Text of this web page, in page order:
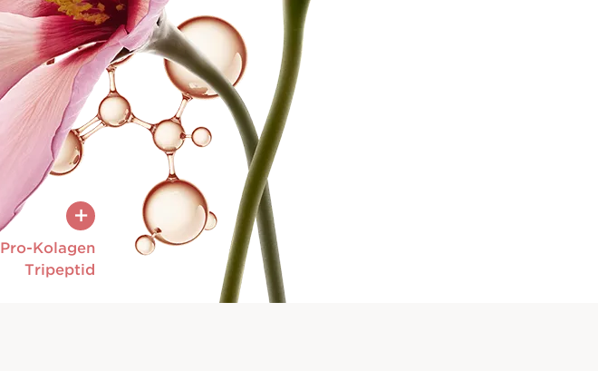
Pro-Kolagen
Tripeptid
+
Das Anti-Ageing-Tripeptid regt die Produktion
von Kollagen und elastischen Fasern an, glättet
Falten und festigt die Haut für ein strafferes
Aussehen.
Hibiscus sabdariffa-Blütensäure, reich an AHA
und natürlicher Pyruvinsäure, exfoliert und regt
die Hauterneuerung an für einen die Haut
perfektionierenden Effekt.